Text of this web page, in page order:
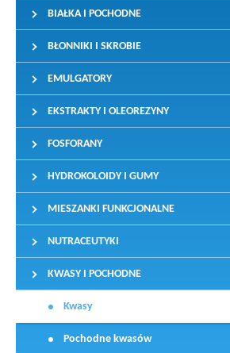
BIAŁKA I POCHODNE
BŁONNIKI I SKROBIE
EMULGATORY
EKSTRAKTY I OLEOREZYNY
FOSFORANY
HYDROKOLOIDY I GUMY
MIESZANKI FUNKCJONALNE
NUTRACEUTYKI
KWASY I POCHODNE
Kwasy
Pochodne kwasów